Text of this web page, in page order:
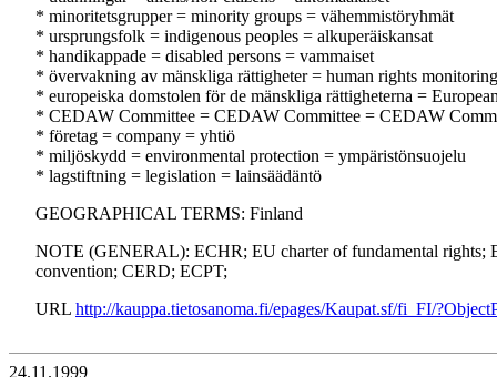
* minoritetsgrupper = minority groups = vähemmistöryhmät
* ursprungsfolk = indigenous peoples = alkuperäiskansat
* handikappade = disabled persons = vammaiset
* övervakning av mänskliga rättigheter = human rights
* europeiska domstolen för de mänskliga rättigheterna =
* CEDAW Committee = CEDAW Committee = CEDAW
* företag = company = yhtiö
* miljöskydd = environmental protection = ympäristönsuojelu
* lagstiftning = legislation = lainsäädäntö
GEOGRAPHICAL TERMS: Finland
NOTE (GENERAL): ECHR; EU charter of fundamental rights;
convention; CERD; ECPT;
URL http://kauppa.tietosanoma.fi/epages/Kaupat.sf/fi_FI/
24.11.1999